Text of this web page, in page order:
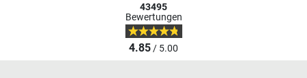
43495
Bewertungen
4.85/ 5.00